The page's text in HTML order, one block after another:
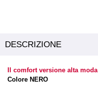
DESCRIZIONE
Il comfort versione alta moda
Colore NERO